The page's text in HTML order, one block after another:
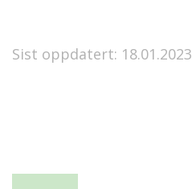
Sist oppdatert: 18.01.2023